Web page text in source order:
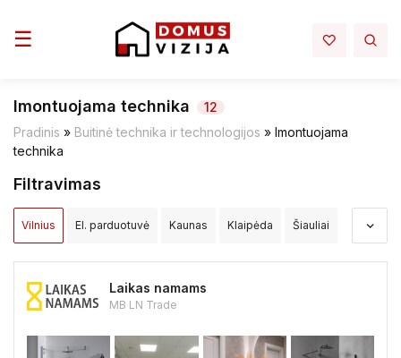
Toggle navigation
☰
Filtravimas
Vilnius El. parduotuvė Kaunas Klaipėda Šiauliai
Panevėžys Alytus Akmenės raj. Alytaus raj.
Anykščių raj. Birštono sav.
Druskininkų sav. Elektrėnų sav. Ignalinos raj.
Imontuojama technika
12
Pradinis » Buitinė technika ir technologijos » Imontuojama
technika
Laikas namams
MB LN Trade